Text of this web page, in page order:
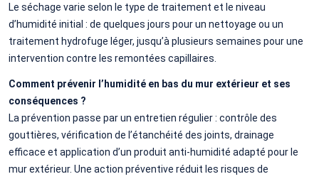
Le séchage varie selon le type de traitement et le niveau
d’humidité initial : de quelques jours pour un nettoyage ou un
traitement hydrofuge léger, jusqu’à plusieurs semaines pour une
intervention contre les remontées capillaires.
Comment prévenir l’humidité en bas du mur extérieur et ses
conséquences ?
La prévention passe par un entretien régulier : contrôle des
gouttières, vérification de l’étanchéité des joints, drainage
efficace et application d’un produit anti-humidité adapté pour le
mur extérieur. Une action préventive réduit les risques de